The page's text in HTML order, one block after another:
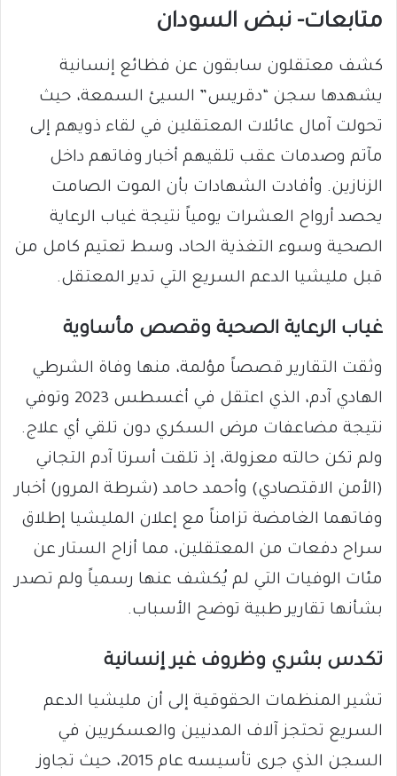
متابعات- نبض السودان
كشف معتقلون سابقون عن فظائع إنسانية
يشهدها سجن “دقريس” السيئ السمعة، حيث
تحولت آمال عائلات المعتقلين في لقاء ذويهم إلى
مآتم وصدمات عقب تلقيهم أخبار وفاتهم داخل
الزنازين. وأفادت الشهادات بأن الموت الصامت
يحصد أرواح العشرات يومياً نتيجة غياب الرعاية
الصحية وسوء التغذية الحاد، وسط تعتيم كامل من
قبل مليشيا الدعم السريع التي تدير المعتقل.
غياب الرعاية الصحية وقصص مأساوية
وثقت التقارير قصصاً مؤلمة، منها وفاة الشرطي
الهادي آدم، الذي اعتقل في أغسطس 2023 وتوفي
نتيجة مضاعفات مرض السكري دون تلقي أي علاج.
ولم تكن حالته معزولة، إذ تلقت أسرتا آدم التجاني
(الأمن الاقتصادي) وأحمد حامد (شرطة المرور) أخبار
وفاتهما الغامضة تزامناً مع إعلان المليشيا إطلاق
سراح دفعات من المعتقلين، مما أزاح الستار عن
مئات الوفيات التي لم يُكشف عنها رسمياً ولم تصدر
بشأنها تقارير طبية توضح الأسباب.
تكدس بشري وظروف غير إنسانية
تشير المنظمات الحقوقية إلى أن مليشيا الدعم
السريع تحتجز آلاف المدنيين والعسكريين في
السجن الذي جرى تأسيسه عام 2015، حيث تجاوز